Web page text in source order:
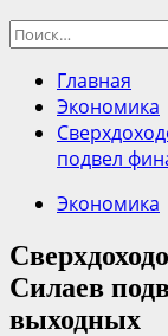
Найти:
Главная
Экономика
подвел
Экономика
Силаев
выходных